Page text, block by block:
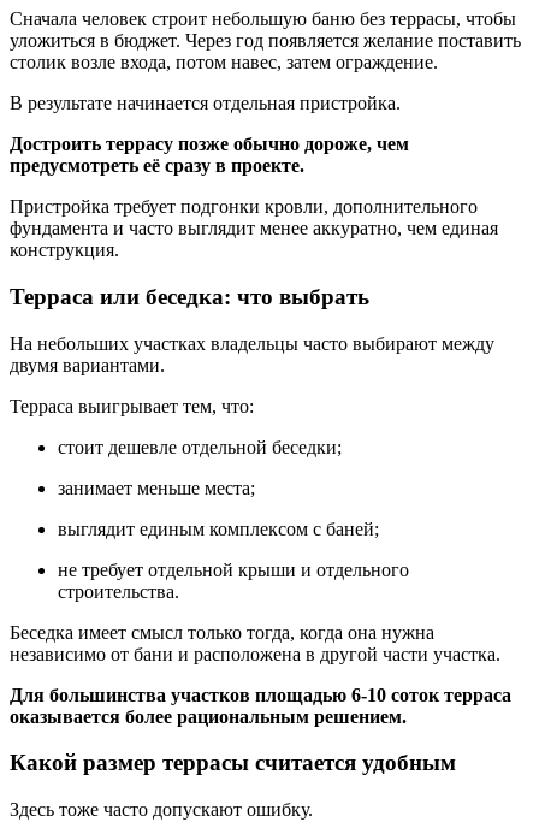
Сначала человек строит небольшую баню без террасы, чтобы
уложиться в бюджет. Через год появляется желание поставить
столик возле входа, потом навес, затем ограждение.
В результате начинается отдельная пристройка.
Достроить террасу позже обычно дороже, чем
предусмотреть её сразу в проекте.
Пристройка требует подгонки кровли, дополнительного
фундамента и часто выглядит менее аккуратно, чем единая
конструкция.
Терраса или беседка: что выбрать
На небольших участках владельцы часто выбирают между
двумя вариантами.
Терраса выигрывает тем, что:
стоит дешевле отдельной беседки;
занимает меньше места;
выглядит единым комплексом с баней;
не требует отдельной крыши и отдельного
строительства.
Беседка имеет смысл только тогда, когда она нужна
независимо от бани и расположена в другой части участка.
Для большинства участков площадью 6-10 соток терраса
оказывается более рациональным решением.
Какой размер террасы считается удобным
Здесь тоже часто допускают ошибку.